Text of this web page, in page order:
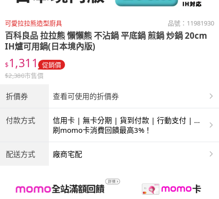
可愛拉拉熊造型廚具 品號： 11981930
百科良品拉拉熊 懶懶熊 不沾鍋 平底鍋 煎鍋 炒鍋 20cm
IH爐可用鍋(日本境內版)
$1,311 促銷價
$2,380市售價
折價券 查看可使用的折價券
付款方式
信用卡 | 無卡分期 | 貨到付款 | 行動支付 | 超
商付款 | ATM | 銀聯卡
刷momo卡消費回饋最高3%！
配送方式 廠商宅配